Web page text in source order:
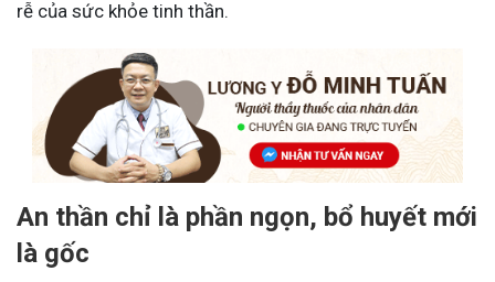
rễ của sức khỏe tinh thần.
An thần chỉ là phần ngọn, bổ huyết mới
là gốc